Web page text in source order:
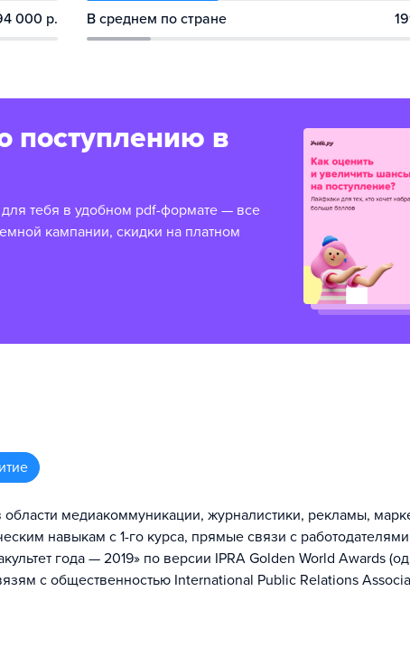
000 р. В среднем по стране
поступлению в
тебя в удобном pdf-формате — все
кампании, скидки на платном
медиакоммуникации, журналистики, рекламы,
навыкам с 1-го курса, прямые связи с
года — 2019» по версии IPRA Golden World Awards
с общественностью International Public Relations